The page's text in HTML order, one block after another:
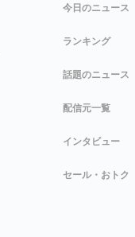
今日のニュース
ランキング
話題のニュース
配信元一覧
インタビュー
セール・おトク